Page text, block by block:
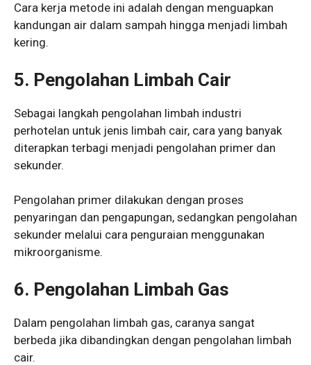
Cara kerja metode ini adalah dengan menguapkan
kandungan air dalam sampah hingga menjadi limbah
kering.
5. Pengolahan Limbah Cair
Sebagai langkah pengolahan limbah industri
perhotelan untuk jenis limbah cair, cara yang banyak
diterapkan terbagi menjadi pengolahan primer dan
sekunder.
Pengolahan primer dilakukan dengan proses
penyaringan dan pengapungan, sedangkan pengolahan
sekunder melalui cara penguraian menggunakan
mikroorganisme.
6. Pengolahan Limbah Gas
Dalam pengolahan limbah gas, caranya sangat
berbeda jika dibandingkan dengan pengolahan limbah
cair.